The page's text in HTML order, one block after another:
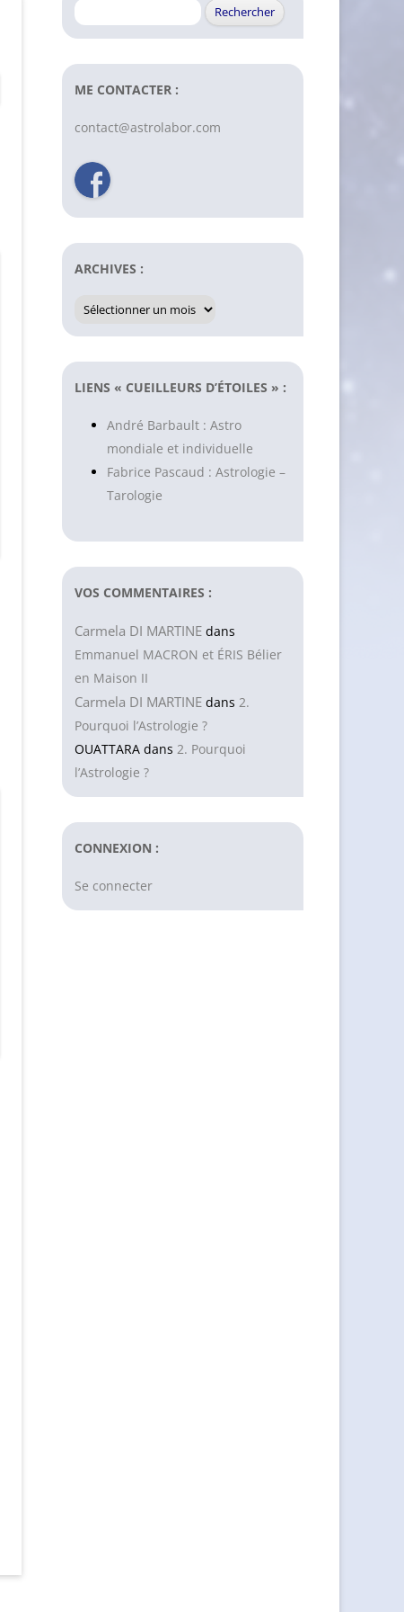
Rechercher :
ME CONTACTER :
contact@astrolabor.com
ARCHIVES :
Archives
LIENS « CUEILLEURS D’ÉTOILES » :
André Barbault : Astro
mondiale et individuelle
Fabrice Pascaud : Astrologie –
Tarologie
VOS COMMENTAIRES :
Carmela DI MARTINE dans
Emmanuel MACRON et ÉRIS Bélier
en Maison II
Carmela DI MARTINE dans 2.
Pourquoi l’Astrologie ?
OUATTARA dans 2. Pourquoi
l’Astrologie ?
CONNEXION :
Se connecter